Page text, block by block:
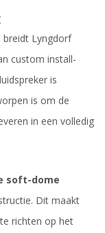
breidt Lyngdorf
custom install-
is
is om de
in een volledig
soft-dome
Dit maakt
richten op het